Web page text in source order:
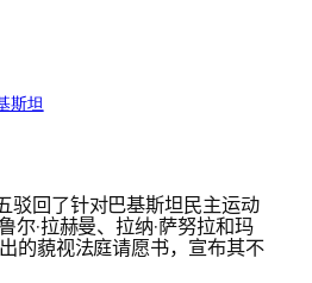
斯坦
驳回了针对巴基斯坦民主运动
尔·拉赫曼、拉纳·萨努拉和玛
的藐视法庭请愿书，宣布其不